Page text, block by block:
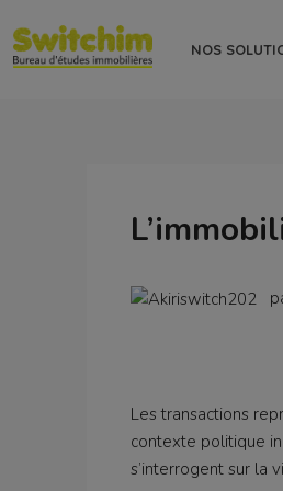
NOS
Les transactions
contexte politique
s’interrogent sur la